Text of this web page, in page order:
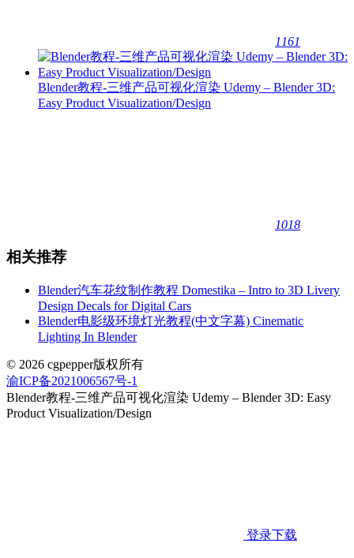
1161
Blender教程-三维产品可视化渲染 Udemy – Blender 3D:
Easy Product Visualization/Design
1018
相关推荐
Blender汽车花纹制作教程 Domestika – Intro to 3D Livery
Design Decals for Digital Cars
Blender电影级环境灯光教程(中文字幕) Cinematic
Lighting In Blender
© 2026 cgpepper版权所有
渝ICP备2021006567号-1
Blender教程-三维产品可视化渲染 Udemy – Blender 3D: Easy
Product Visualization/Design
登录下载